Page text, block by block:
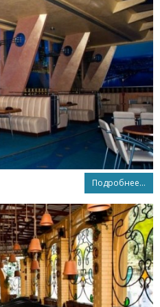
Подробнее...